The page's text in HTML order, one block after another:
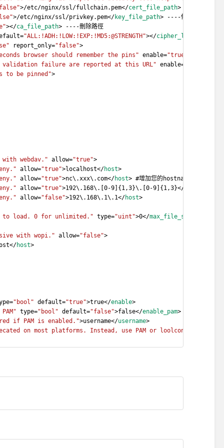
>/etc/nginx/ssl/fullchain.pem</cert_file_path> ----修改憑證
>/etc/nginx/ssl/privkey.pem</key_file_path> ----修改憑證路徑
></ca_file_path> ----刪除路徑
"ALL:!ADH:!LOW:!EXP:!MD5:@STRENGTH"></cipher_list
report_only="false">
browser should remember the pins" enable="true"
failure are reported at this URL" enable=
to be pinned">
webdav." allow="true">
allow="true">localhost</host>
allow="true">nc\.xxx\.com</host> #增加您的hostname或是IP，
allow="true">192\.168\.[0-9]{1,3}\.[0-9]{1,3}</
allow="false">192\.168\.1\.1</host>
to load. 0 for unlimited." type="uint">0</max_file_size
with wopi." allow="false">
host>
"bool" default="true">true</enable>
type="bool" default="false">false</enable_pam>
if PAM is enabled.">username</username>
on most platforms. Instead, use PAM or loolconfig to set